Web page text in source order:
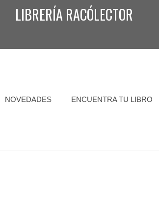
LIBRERÍA RACÓLECTOR
NOVEDADES ENCUENTRA TU LIBRO